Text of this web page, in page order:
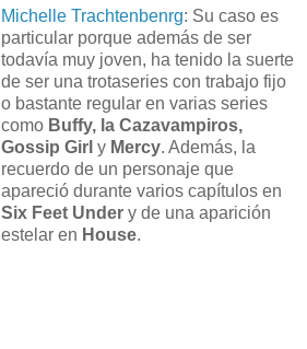
Michelle Trachtenbenrg: Su caso es
particular porque además de ser
todavía muy joven, ha tenido la suerte
de ser una trotaseries con trabajo fijo
o bastante regular en varias series
como Buffy, la Cazavampiros,
Gossip Girl y Mercy. Además, la
recuerdo de un personaje que
apareció durante varios capítulos en
Six Feet Under y de una aparición
estelar en House.